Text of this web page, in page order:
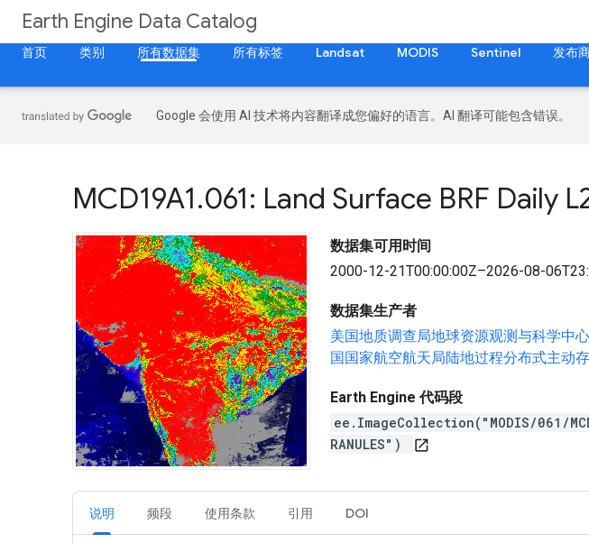
Earth Engine Data Catalog
首页
类别 所有数据集 所有标签 Landsat MODIS Sentinel 发布
Google 会使用 AI 技术将内容翻译成您偏好的语言。AI 翻译可能包含错误。
MCD19A1.061: Land Surface BRF Daily
数据集可用时间
2000-12-21T00:00:00Z–2026-08-
数据集生产者
美国地质调查局地球资源观测与科学中
国国家航空航天局陆地过程分布式主动
Earth Engine 代码段
ee.ImageCollection("MODIS/061/
RANULES")
open_in_new
说明 频段 使用条款 引用 DOI